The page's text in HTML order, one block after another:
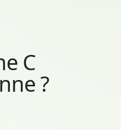
C
?